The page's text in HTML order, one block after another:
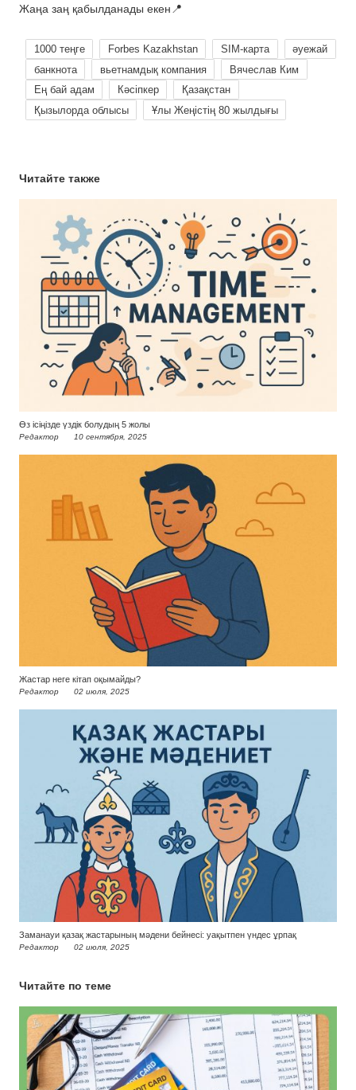
Жаңа заң қабылданады екен📍
1000 теңге Forbes Kazakhstan SIM-карта
әуежай
банкнота
вьетнамдық компания
Вячеслав Ким
Ең бай адам
Кәсіпкер
Қазақстан
Қызылорда облысы
Ұлы Жеңістің 80 жылдығы
Читайте также
Өз ісіңізде үздік болудың 5 жолы
Редактор 10 сентября, 2025
Жастар неге кітап оқымайды?
Редактор 02 июля, 2025
Заманауи қазақ жастарының мәдени бейнесі: уақытпен үндес ұрпақ
Редактор 02 июля, 2025
Читайте по теме